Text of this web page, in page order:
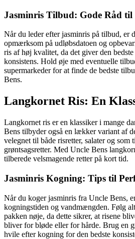
Jasminris Tilbud: Gode Råd til
Når du leder efter jasminris på tilbud, er
opmærksom på udløbsdatoen og
ris af høj kvalitet, da det giver den
konsistens. Hold øje med eventuelle
supermarkeder for at finde de bedste
Bens.
Langkornet Ris: En
Langkornet ris er en klassiker i mange
Bens tilbyder også en lækker variant af
velegnet til både risretter, salater og
grøntsagsretter. Med Uncle Bens
tilberede velsmagende retter på kort tid.
Jasminris Kogning: Tips til
Når du koger jasminris fra Uncle Bens,
kogningstiden og vandmængden. Følg
pakken nøje, da dette sikrer, at risene
bliver for bløde eller for hårde. Brug en
hvile efter kogning for den bedste